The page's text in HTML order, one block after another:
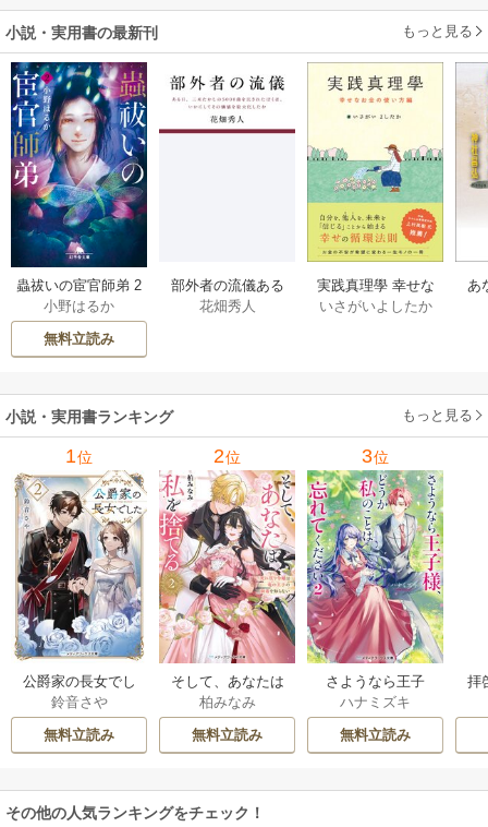
二
小説・実用書の最新刊 もっと見る
蟲祓いの宦官師弟 2
巻
小野はるか
無料立読み
部外者の流儀ある
日、三木たかしの5
したか 1巻
花畑秀人
実践真理學 幸せな
お金の使い方編 1巻
いさがいよしたか
あ
小説・実用書ランキング もっと見る
1位
公爵家の長女でし
た
鈴音さや
無料立読み
2位
そして、あなたは
私を捨てる
柏みなみ
無料立読み
3位
さようなら王子
様、どうか私のこ
とは忘れてくださ
い
ハナミズキ
無料立読み
拝
その他の人気ランキングをチェック！